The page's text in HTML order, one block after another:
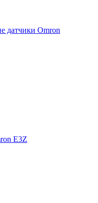
датчики Omron
E3Z